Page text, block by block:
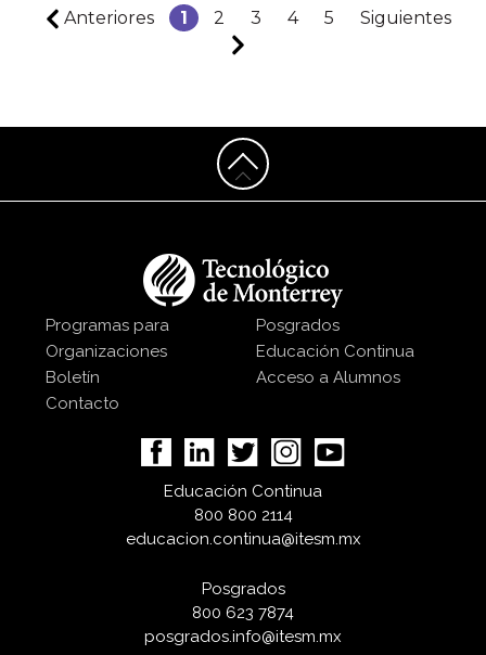
Anteriores 1 2 3 4 5 Siguientes
Programas para
Organizaciones
Boletín
Contacto
Posgrados
Educación Continua
Acceso a Alumnos
Educación Continua
800 800 2114
educacion.continua@itesm.mx
Posgrados
800 623 7874
posgrados.info@itesm.mx